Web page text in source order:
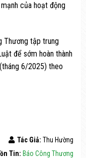
của hoạt động
Thương tập trung
để sớm hoàn thành
6/2025) theo
Tác Giả: Thu Hường
Tin: Báo Công Thương